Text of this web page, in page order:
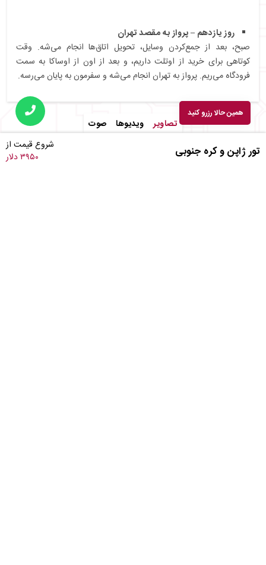
روز یازدهم – پرواز به مقصد تهران
صبح، بعد از جمع‌کردن وسایل، تحویل اتاق‌ها انجام می‌شه. وقت
کوتاهی برای خرید از اوتلت داریم، و بعد از اون از اوساکا به سمت
فرودگاه می‌ریم. پرواز به تهران انجام می‌شه و سفرمون به پایان می‌رسه.
تصاویر ویدیوها صوت
تور ژاپن و کره جنوبی
شروع قیمت از
۳۹۵۰ دلار
همین حالا رزرو کنید